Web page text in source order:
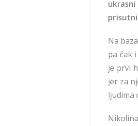
Na
pa čak
je prvi
jer za
ljudima